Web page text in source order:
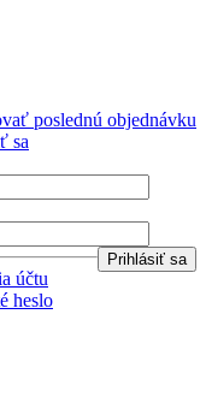
poslednú objednávku
sa
účtu
heslo